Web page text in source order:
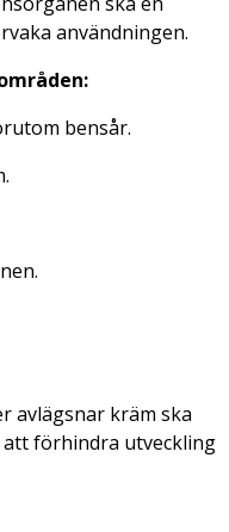
användningen.
bensår.
avlägsnar kräm ska
förhindra utveckling